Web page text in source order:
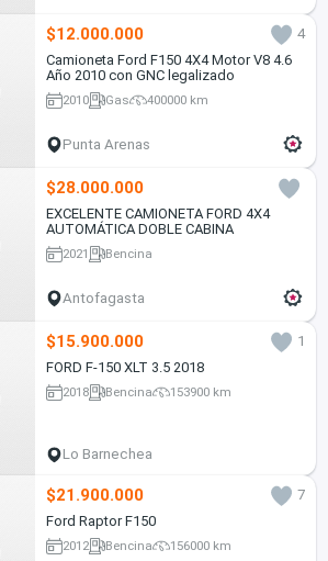
$12.000.000
4
Camioneta Ford F150 4X4 Motor V8 4.6
Año 2010 con GNC legalizado
2010 Gas 400000 km
Punta Arenas
$28.000.000
EXCELENTE CAMIONETA FORD 4X4
AUTOMÁTICA DOBLE CABINA
2021 Bencina
Antofagasta
$15.900.000
1
FORD F-150 XLT 3.5 2018
2018 Bencina 153900 km
Lo Barnechea
$21.900.000
7
Ford Raptor F150
2012 Bencina 156000 km